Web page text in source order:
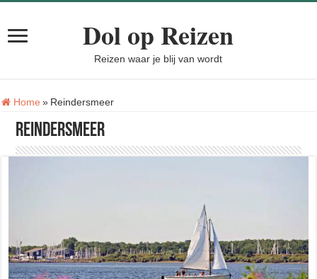
Dol op Reizen
Reizen waar je blij van wordt
Home » Tag:
Reindersmeer
Reindersmeer